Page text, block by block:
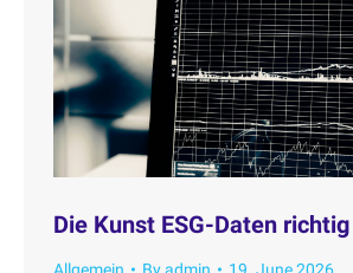
Die Kunst ESG-Daten